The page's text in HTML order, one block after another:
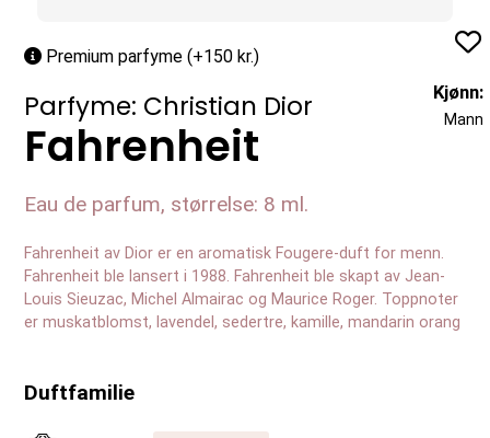
Premium parfyme (+150 kr.)
Parfyme: Christian Dior
Fahrenheit
Eau de parfum, størrelse: 8 ml.
Fahrenheit av Dior er en aromatisk Fougere-duft for menn.
Fahrenheit ble lansert i 1988. Fahrenheit ble skapt av Jean-
Louis Sieuzac, Michel Almairac og Maurice Roger. Toppnoter
er muskatblomst, lavendel, sedertre, kamille, mandarin orang
Duftfamilie
Kjønn:
Mann